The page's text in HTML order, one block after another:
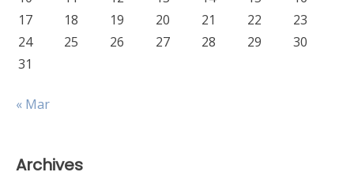
17
18 19 20 21 22
23
24
25 26 27 28 29
30
31
« Mar
Archives